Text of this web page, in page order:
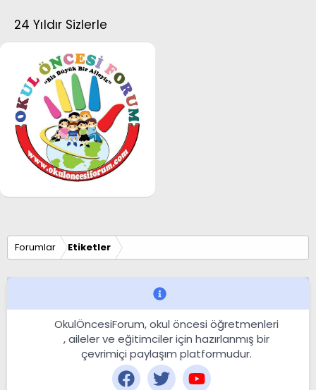
24 Yıldır Sizlerle
Forumlar Etiketler
OkulÖncesiForum, okul öncesi öğretmenleri
, aileler ve eğitimciler için hazırlanmış bir
çevrimiçi paylaşım platformudur.